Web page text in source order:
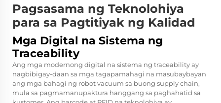
Pagsasama ng Teknolohiya
para sa Pagtitiyak ng Kalidad
Mga Digital na Sistema ng
Traceability
Ang mga modernong digital na sistema ng traceability ay
nagbibigay-daan sa mga tagapamahagi na masubaybayan
ang mga bahagi ng robot vacuum sa buong supply chain,
mula sa pagmamanupaktura hanggang sa paghahatid sa